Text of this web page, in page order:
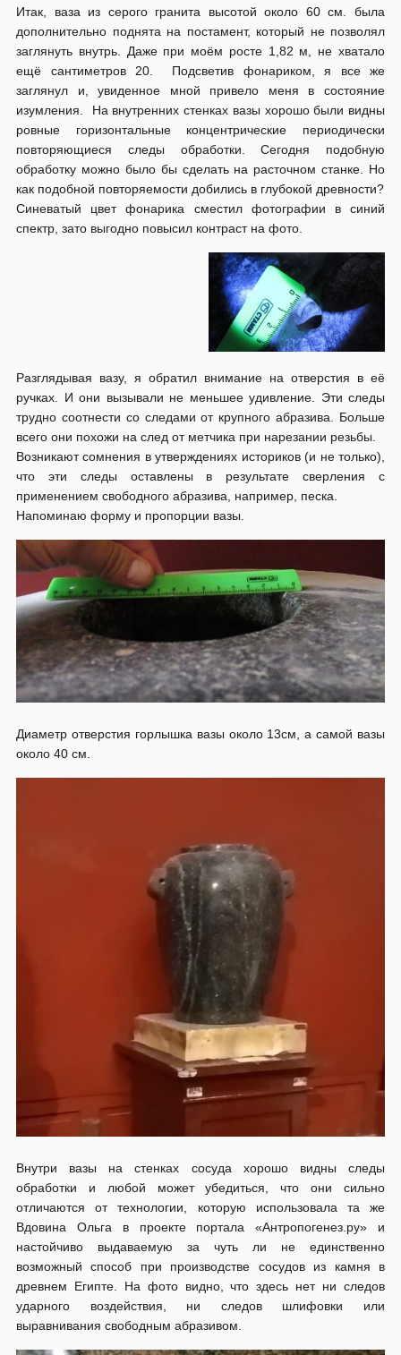
Итак, ваза из серого гранита высотой около 60 см. была
дополнительно поднята на постамент, который не позволял
заглянуть внутрь. Даже при моём росте 1,82 м, не хватало
ещё сантиметров 20. Подсветив фонариком, я все же
заглянул и, увиденное мной привело меня в состояние
изумления. На внутренних стенках вазы хорошо были видны
ровные горизонтальные концентрические периодически
повторяющиеся следы обработки. Сегодня подобную
обработку можно было бы сделать на расточном станке. Но
как подобной повторяемости добились в глубокой древности?
Синеватый цвет фонарика сместил фотографии в синий
спектр, зато выгодно повысил контраст на фото.
Разглядывая вазу, я обратил внимание на отверстия в её
ручках. И они вызывали не меньшее удивление. Эти следы
трудно соотнести со следами от крупного абразива. Больше
всего они похожи на след от метчика при нарезании резьбы.
Возникают сомнения в утверждениях историков (и не только),
что эти следы оставлены в результате сверления с
применением свободного абразива, например, песка.
Напоминаю форму и пропорции вазы.
Диаметр отверстия горлышка вазы около 13см, а самой вазы
около 40 см.
Внутри вазы на стенках сосуда хорошо видны следы
обработки и любой может убедиться, что они сильно
отличаются от технологии, которую использовала та же
Вдовина Ольга в проекте портала «Антропогенез.ру» и
настойчиво выдаваемую за чуть ли не единственно
возможный способ при производстве сосудов из камня в
древнем Египте. На фото видно, что здесь нет ни следов
ударного воздействия, ни следов шлифовки или
выравнивания свободным абразивом.